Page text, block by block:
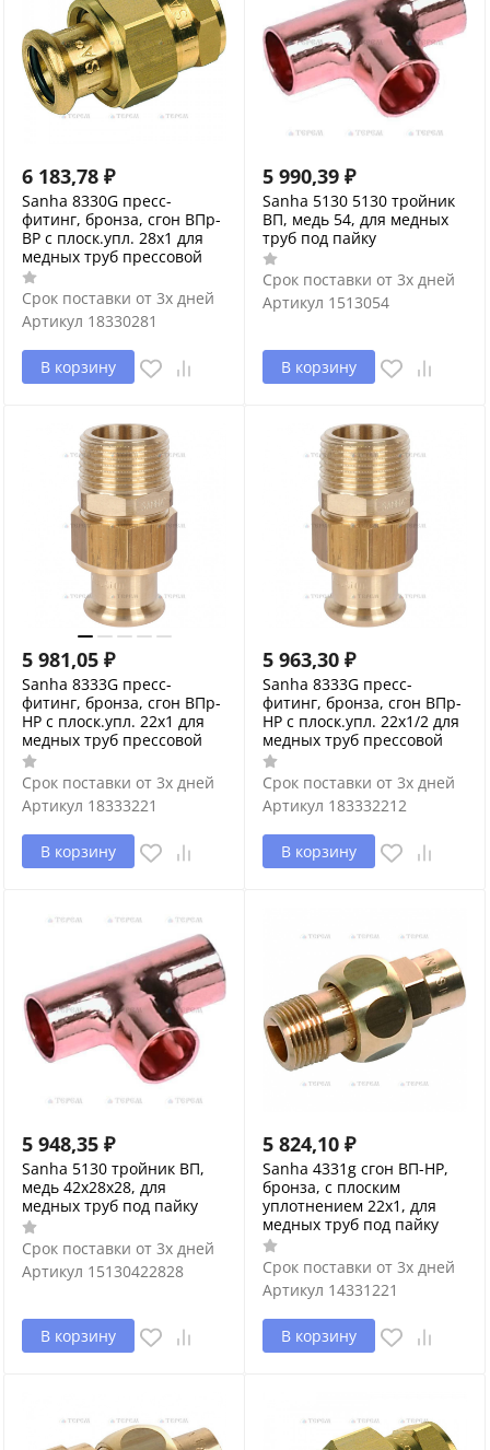
6 183,78 ₽
Sanha 8330G пресс-
фитинг, бронза, сгон ВПр-
ВР с плоск.упл. 28x1 для
медных труб прессовой
Срок поставки от 3х дней
Артикул 18330281
В корзину
5 990,39 ₽
Sanha 5130 5130 тройник
ВП, медь 54, для медных
труб под пайку
Срок поставки от 3х дней
Артикул 1513054
В корзину
5 981,05 ₽
Sanha 8333G пресс-
фитинг, бронза, сгон ВПр-
НР с плоск.упл. 22x1 для
медных труб прессовой
Срок поставки от 3х дней
Артикул 18333221
В корзину
5 963,30 ₽
Sanha 8333G пресс-
фитинг, бронза, сгон ВПр-
НР с плоск.упл. 22x1/2 для
медных труб прессовой
Срок поставки от 3х дней
Артикул 183332212
В корзину
5 948,35 ₽
Sanha 5130 тройник ВП,
медь 42x28x28, для
медных труб под пайку
Срок поставки от 3х дней
Артикул 15130422828
В корзину
5 824,10 ₽
Sanha 4331g сгон ВП-НР,
бронза, с плоским
уплотнением 22x1, для
медных труб под пайку
Срок поставки от 3х дней
Артикул 14331221
В корзину